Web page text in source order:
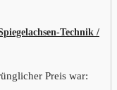
Technik /
Preis war: